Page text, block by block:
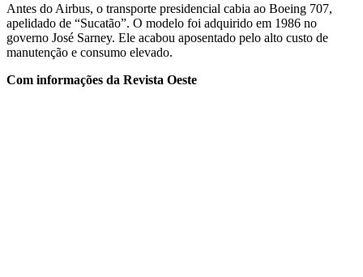
Antes do Airbus, o transporte presidencial cabia ao Boeing 707,
apelidado de “Sucatão”. O modelo foi adquirido em 1986 no
governo José Sarney. Ele acabou aposentado pelo alto custo de
manutenção e consumo elevado.
Com informações da Revista Oeste